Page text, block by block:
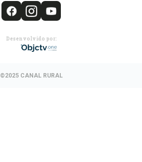
Desenvolvido por:
©2025 CANAL RURAL